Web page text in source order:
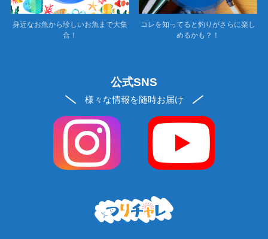
身近なお魚から珍しいお魚まで大集
合！
コレを知ってると釣りがさらに楽し
めるかも？！
公式SNS
様々な情報を随時お届け